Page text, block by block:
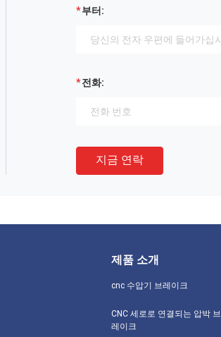
부터:
전화:
지금 연락
제품 소개
cnc 수압기 브레이크
CNC 세로로 연결되는 압박 브
레이크